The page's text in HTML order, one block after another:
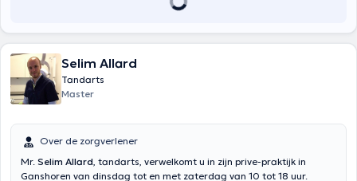
Selim Allard
Tandarts
Master
Over de zorgverlener
Mr. Selim Allard, tandarts, verwelkomt u in zijn prive-praktijk in
Ganshoren van dinsdag tot en met zaterdag van 10 tot 18 uur.